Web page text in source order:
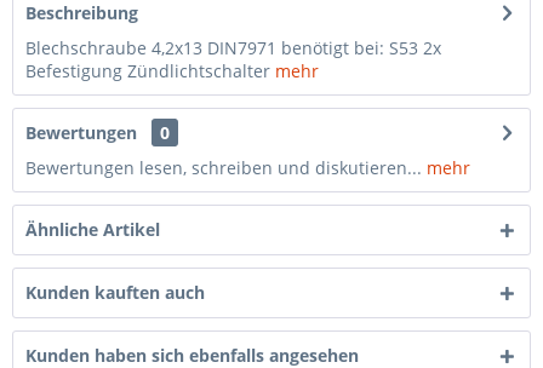
Beschreibung
Blechschraube 4,2x13 DIN7971 benötigt bei: S53 2x
Befestigung Zündlichtschalter mehr
Bewertungen
0
Bewertungen lesen, schreiben und diskutieren... mehr
Ähnliche Artikel
Kunden kauften auch
Kunden haben sich ebenfalls angesehen